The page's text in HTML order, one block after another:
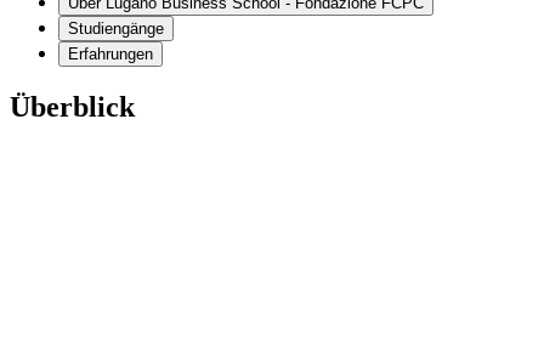
Studiengänge
Erfahrungen
Überblick